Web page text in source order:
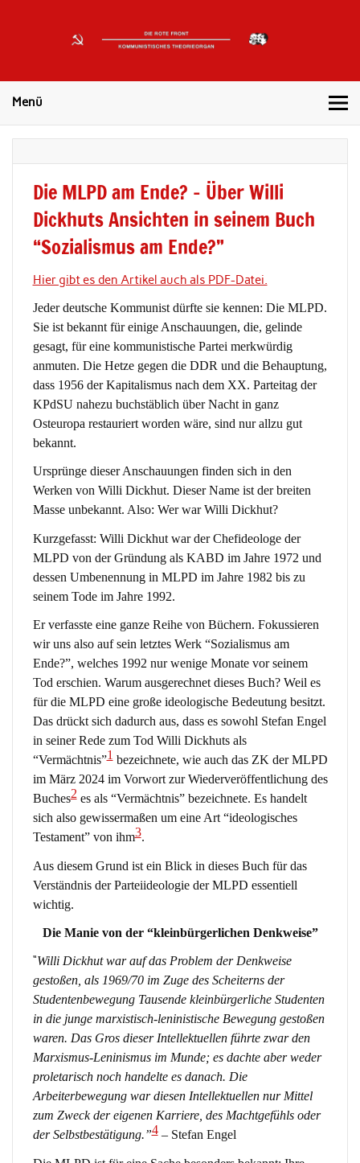
FRONT
Menü
Die MLPD am Ende? – Über Willi
Dickhuts Ansichten in seinem Buch
“Sozialismus am Ende?”
Hier gibt es den Artikel auch als PDF-Datei.
Jeder deutsche Kommunist dürfte sie kennen: Die MLPD.
Sie ist bekannt für einige Anschauungen, die, gelinde
gesagt, für eine kommunistische Partei merkwürdig
anmuten. Die Hetze gegen die DDR und die Behauptung,
dass 1956 der Kapitalismus nach dem XX. Parteitag der
KPdSU nahezu buchstäblich über Nacht in ganz
Osteuropa restauriert worden wäre, sind nur allzu gut
bekannt.
Ursprünge dieser Anschauungen finden sich in den
Werken von Willi Dickhut. Dieser Name ist der breiten
Masse unbekannt. Also: Wer war Willi Dickhut?
Kurzgefasst: Willi Dickhut war der Chefideologe der
MLPD von der Gründung als KABD im Jahre 1972 und
dessen Umbenennung in MLPD im Jahre 1982 bis zu
seinem Tode im Jahre 1992.
Er verfasste eine ganze Reihe von Büchern. Fokussieren
wir uns also auf sein letztes Werk “Sozialismus am
Ende?”, welches 1992 nur wenige Monate vor seinem
Tod erschien. Warum ausgerechnet dieses Buch? Weil es
für die MLPD eine große ideologische Bedeutung besitzt.
Das drückt sich dadurch aus, dass es sowohl Stefan Engel
in seiner Rede zum Tod Willi Dickhuts als
“Vermächtnis”1bezeichnete, wie auch das ZK der MLPD
im März 2024 im Vorwort zur Wiederveröffentlichung des
Buches2es als “Vermächtnis” bezeichnete. Es handelt
sich also gewissermaßen um eine Art “ideologisches
Testament” von ihm3.
Aus diesem Grund ist ein Blick in dieses Buch für das
Verständnis der Parteiideologie der MLPD essentiell
wichtig.
Die Manie von der “kleinbürgerlichen Denkweise”
“Willi Dickhut war auf das Problem der Denkweise
gestoßen, als 1969/70 im Zuge des Scheiterns der
Studentenbewegung Tausende kleinbürgerliche Studenten
in die junge marxistisch-leninistische Bewegung gestoßen
waren. Das Gros dieser Intellektuellen führte zwar den
Marxismus-Leninismus im Munde; es dachte aber weder
proletarisch noch handelte es danach. Die
Arbeiterbewegung war diesen Intellektuellen nur Mittel
zum Zweck der eigenen Karriere, des Machtgefühls oder
der Selbstbestätigung.”4– Stefan Engel